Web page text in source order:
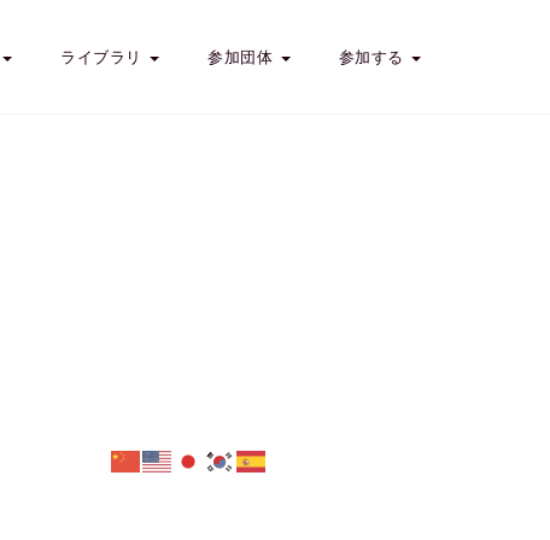
ライブラリ 参加団体 参加する